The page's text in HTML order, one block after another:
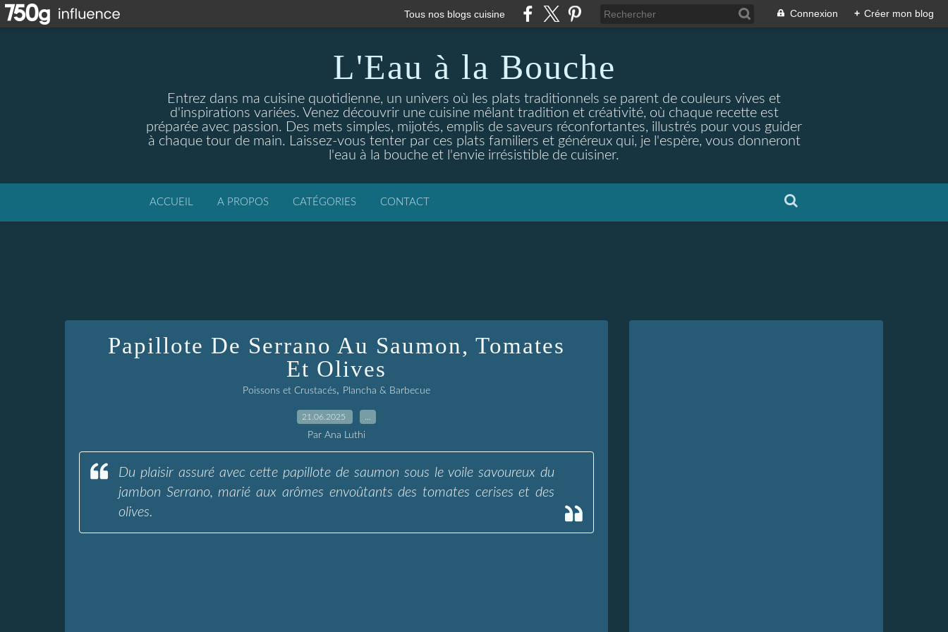
Tous nos blogs cuisine Connexion + Créer mon blog
L'Eau à la Bouche
Entrez dans ma cuisine quotidienne, un univers où les plats traditionnels se parent de couleurs vives et
d'inspirations variées. Venez découvrir une cuisine mêlant tradition et créativité, où chaque recette est
préparée avec passion. Des mets simples, mijotés, emplis de saveurs réconfortantes, illustrés pour vous guider
à chaque tour de main. Laissez-vous tenter par ces plats familiers et généreux qui, je l'espère, vous donneront
l'eau à la bouche et l'envie irrésistible de cuisiner.
ACCUEIL A PROPOS CATÉGORIES CONTACT
Papillote De Serrano Au Saumon, Tomates
Et Olives
Poissons et Crustacés, Plancha & Barbecue
21.06.2025
Par Ana Luthi
Du plaisir assuré avec cette papillote de saumon sous le voile savoureux du
jambon Serrano, marié aux arômes envoûtants des tomates cerises et des
olives.